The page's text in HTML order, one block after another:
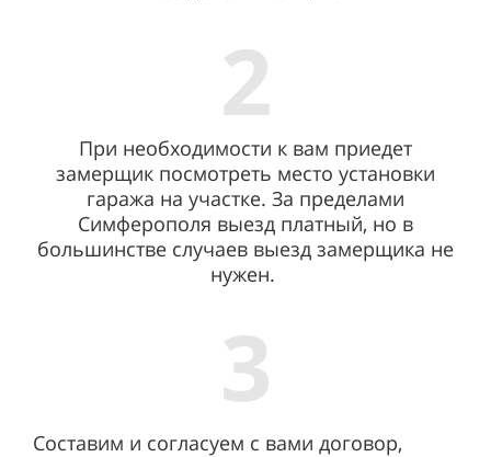
2
При необходимости к вам приедет
замерщик посмотреть место установки
гаража на участке. За пределами
Симферополя выезд платный, но в
большинстве случаев выезд замерщика не
нужен.
3
Составим и согласуем с вами договор,